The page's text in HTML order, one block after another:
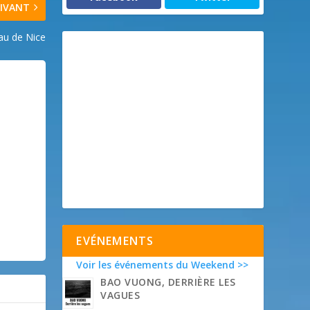
de Nice
EVÉNEMENTS
Voir les événements du Weekend >>
BAO VUONG, DERRIÈRE LES
VAGUES